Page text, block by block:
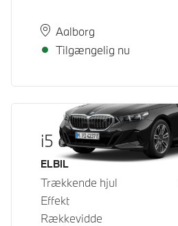
StedAalborg
Leveringstid
Tilgængelig nu
i5 eDrive40
Brændstof
ELBIL
Trækkende hjul
Effekt
Rækkevidde